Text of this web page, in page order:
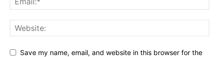
Save my name, email, and website in this browser for the